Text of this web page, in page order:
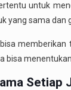
untuk
yang sama dan
memberikan
bisa
Setiap